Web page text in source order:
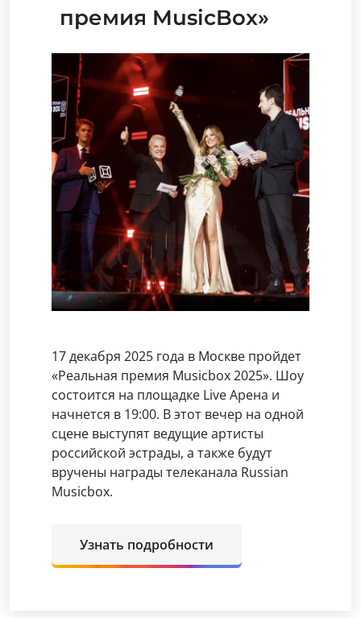
премия MusicBox»
17 декабря 2025 года в Москве пройдет
«Реальная премия Musicbox 2025». Шоу
состоится на площадке Live Арена и
начнется в 19:00. В этот вечер на одной
сцене выступят ведущие артисты
российской эстрады, а также будут
вручены награды телеканала Russian
Musicbox.
Узнать подробности